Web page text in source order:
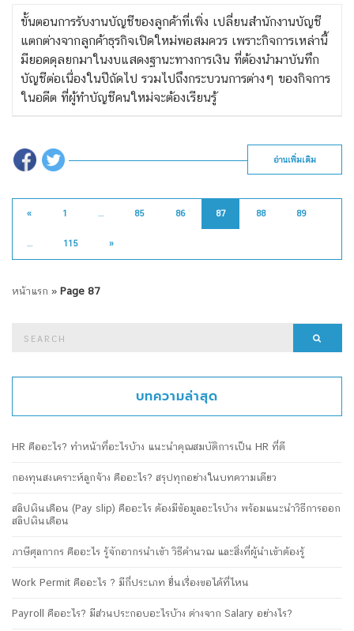
ขั้นตอนการรับงานบัญชีของลูกค้าที่เพิ่ง เปลี่ยนสำนักงานบัญชี
แตกต่างจากลูกค้าธุรกิจเปิดใหม่พอสมควร เพราะกิจการเหล่านี้
มียอดดุลยกมาในงบแสดงฐานะทางการเงิน ที่ต้องนำมาบันทึก
บัญชีต่อเนื่องในปีถัดไป รวมไปถึงกระบวนการต่างๆ ของกิจการ
ในอดีต ที่ผู้ทำบัญชีคนใหม่จะต้องเรียนรู้
อ่านเพิ่มเติม
« 1 … 85 86 87 88 89
… 115 »
หน้าแรก » Page 87
บทความล่าสุด
HR คืออะไร? ทำหน้าที่อะไรบ้าง แนะนำคุณสมบัติการเป็น HR ที่ดี
กองทุนสงเคราะห์ลูกจ้าง คืออะไร? สรุปทุกอย่างในบทความเดียว
สลิปเงินเดือน (Pay slip) คืออะไร ต้องมีข้อมูลอะไรบ้าง พร้อมแนะนำวิธีการออก
สลิปเงินเดือน
ภาษีศุลกากร คืออะไร รู้จักอากรนำเข้า วิธีคำนวณ และสิ่งที่ผู้นำเข้าต้องรู้
Work Permit คืออะไร ? มีกี่ประเภท ยื่นเรื่องขอได้ที่ไหน
Payroll คืออะไร? มีส่วนประกอบอะไรบ้าง ต่างจาก Salary อย่างไร?